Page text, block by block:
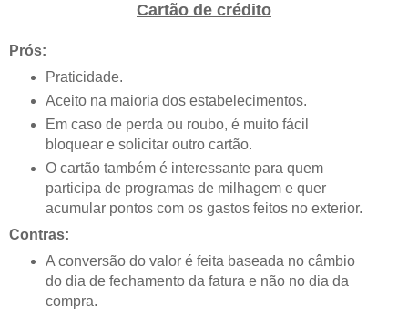
Cartão de crédito
Prós:
Praticidade.
Aceito na maioria dos estabelecimentos.
Em caso de perda ou roubo, é muito fácil
bloquear e solicitar outro cartão.
O cartão também é interessante para quem
participa de programas de milhagem e quer
acumular pontos com os gastos feitos no exterior.
Contras:
A conversão do valor é feita baseada no câmbio
do dia de fechamento da fatura e não no dia da
compra.